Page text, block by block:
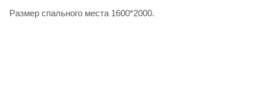
Размер спального места 1600*2000.